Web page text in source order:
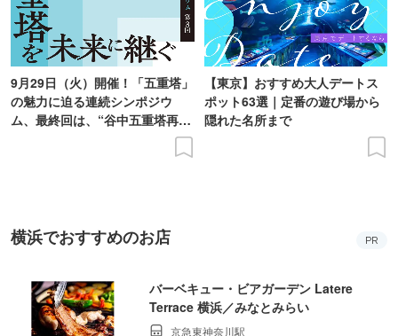
9月29日（火）開催！「五重塔」
の魅力に迫る連続シンポジウ
ム、最終回は、“谷中五重塔再建
【東京】おすすめ大人デートス
ポット63選｜定番の遊び場から
隠れた名所まで
横浜でおすすめのお店 PR
バーベキュー・ビアガーデン Latere
Terrace 横浜／みなとみらい
京急東神奈川駅